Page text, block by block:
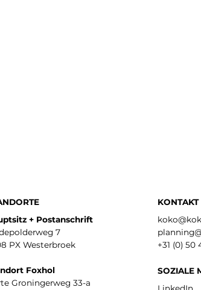
+ Postanschrift
7
PX Westerbroek
Foxhol
Groningerweg 33-a
KONTAKT
+31 (0) 50
SOZIALE